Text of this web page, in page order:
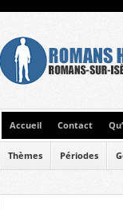
Accueil Contact
Thèmes Périodes